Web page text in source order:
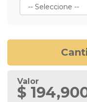
Valor
$